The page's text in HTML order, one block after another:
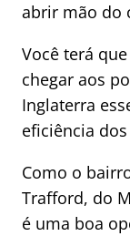
abrir mão do
Você terá
chegar aos
Inglaterra
eficiência
Como o
Trafford, do
é uma boa